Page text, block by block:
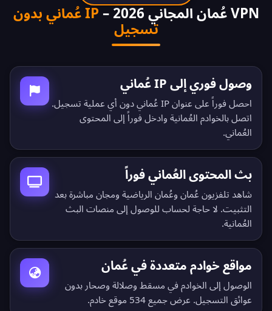
VPN عُمان المجاني 2026 –
IP عُماني بدون
تسجيل
وصول فوري إلى IP عُماني
احصل فوراً على عنوان IP عُماني دون أي عملية تسجيل.
اتصل بالخوادم العُمانية وادخل فوراً إلى المحتوى
العُماني.
بث المحتوى العُماني فوراً
شاهد تلفزيون عُمان وعُمان الرياضية ومجان مباشرة بعد
التثبيت. لا حاجة لحساب للوصول إلى منصات البث
العُمانية.
مواقع خوادم متعددة في عُمان
الوصول إلى الخوادم في مسقط وصلالة وصحار بدون
عوائق التسجيل. عرض جميع 534 موقع خادم .